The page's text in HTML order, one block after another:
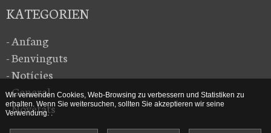
KATEGORIEN
- Anfang
- Benvinguts
- Notícies
- General
- Novetats
Wir verwenden Cookies, Web-Browsing zu verbessern und Statistiken zu
erhalten. Wenn Sie weitersuchen, sollten Sie akzeptieren wir seine
Verwendung. .